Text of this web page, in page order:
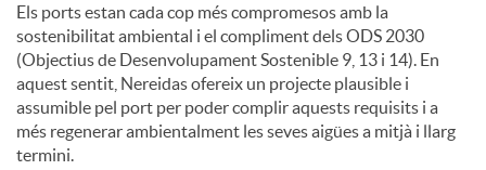
Els ports estan cada cop més compromesos amb la
sostenibilitat ambiental i el compliment dels ODS 2030
(Objectius de Desenvolupament Sostenible 9, 13 i 14). En
aquest sentit, Nereidas ofereix un projecte plausible i
assumible pel port per poder complir aquests requisits i a
més regenerar ambientalment les seves aigües a mitjà i llarg
termini.